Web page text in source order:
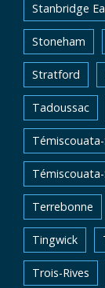
Stanbridge
Stoneham
Stratford
Tadoussac
Terrebonne
Tingwick
Trois-Rives